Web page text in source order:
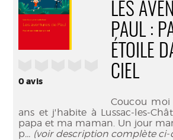
0avis
LES
PAUL :
ÉTOILE
CIEL
Coucou
ans et j'habite à Lussac-les-
papa et ma maman. Un jour
p... (voir description complète ci-